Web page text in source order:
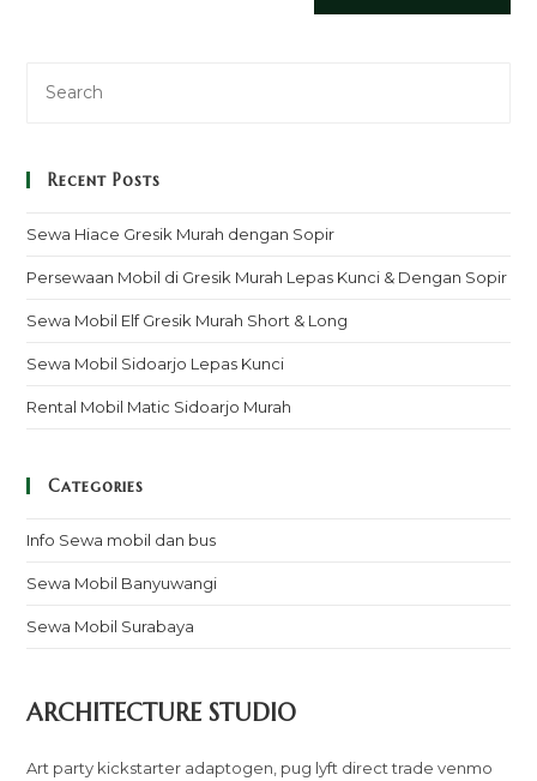
Recent Posts
Sewa Hiace Gresik Murah dengan Sopir
Persewaan Mobil di Gresik Murah Lepas Kunci & Dengan Sopir
Sewa Mobil Elf Gresik Murah Short & Long
Sewa Mobil Sidoarjo Lepas Kunci
Rental Mobil Matic Sidoarjo Murah
Categories
Info Sewa mobil dan bus
Sewa Mobil Banyuwangi
Sewa Mobil Surabaya
ARCHITECTURE STUDIO
Art party kickstarter adaptogen, pug lyft direct trade venmo